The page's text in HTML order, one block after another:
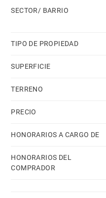
un despacho con
de 30 m², una
esta propiedad. Doble
SECTOR/ BARRIO
TIPO DE PROPIEDAD
SUPERFICIE
TERRENO
PRECIO
HONORARIOS A CARGO DE
HONORARIOS DEL
COMPRADOR